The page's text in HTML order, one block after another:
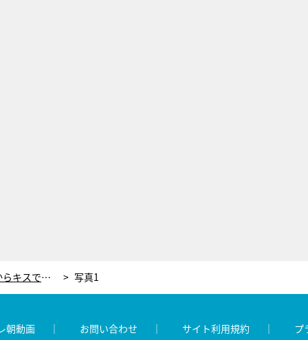
オードリー若林、大ベテラン芸人からキスで“逆指名”！異色コラボに「逆に元気になりました」 写真1
朝動画 お問い合わせ サイト利用規約 プ